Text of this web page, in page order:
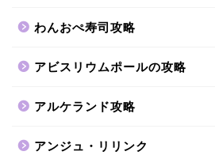
わんおぺ寿司攻略
アビスリウムポールの攻略
アルケランド攻略
アンジュ・リリンク